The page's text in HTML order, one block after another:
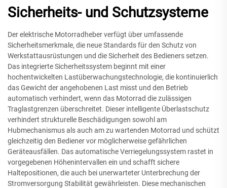
Sicherheits- und Schutzsysteme
Der elektrische Motorradheber verfügt über umfassende
Sicherheitsmerkmale, die neue Standards für den Schutz von
Werkstattausrüstungen und die Sicherheit des Bedieners setzen.
Das integrierte Sicherheitssystem beginnt mit einer
hochentwickelten Lastüberwachungstechnologie, die kontinuierlich
das Gewicht der angehobenen Last misst und den Betrieb
automatisch verhindert, wenn das Motorrad die zulässigen
Traglastgrenzen überschreitet. Dieser intelligente Überlastschutz
verhindert strukturelle Beschädigungen sowohl am
Hubmechanismus als auch am zu wartenden Motorrad und schützt
gleichzeitig den Bediener vor möglicherweise gefährlichen
Geräteausfällen. Das automatische Verriegelungssystem rastet in
vorgegebenen Höhenintervallen ein und schafft sichere
Haltepositionen, die auch bei unerwarteter Unterbrechung der
Stromversorgung Stabilität gewährleisten. Diese mechanischen